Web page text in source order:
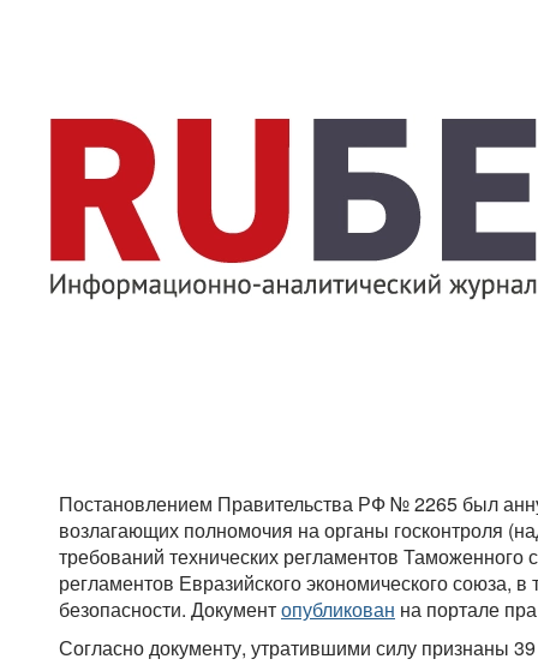
Постановлением Правительства РФ № 2265 был
возлагающих полномочия на органы госконтроля
требований технических регламентов Таможенного
регламентов Евразийского экономического союза,
безопасности. Документопубликован на портале
Согласно документу, утратившими силу признаны